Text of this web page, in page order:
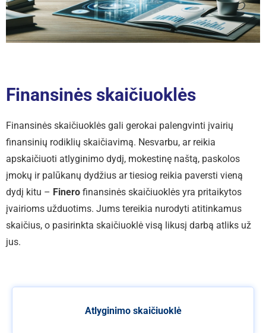
Finansinės skaičiuoklės
Finansinės skaičiuoklės gali gerokai palengvinti įvairių
finansinių rodiklių skaičiavimą. Nesvarbu, ar reikia
apskaičiuoti atlyginimo dydį, mokestinę naštą, paskolos
įmokų ir palūkanų dydžius ar tiesiog reikia paversti vieną
dydį kitu – Finero finansinės skaičiuoklės yra pritaikytos
įvairioms užduotims. Jums tereikia nurodyti atitinkamus
skaičius, o pasirinkta skaičiuoklė visą likusį darbą atliks už
jus.
Atlyginimo skaičiuoklė